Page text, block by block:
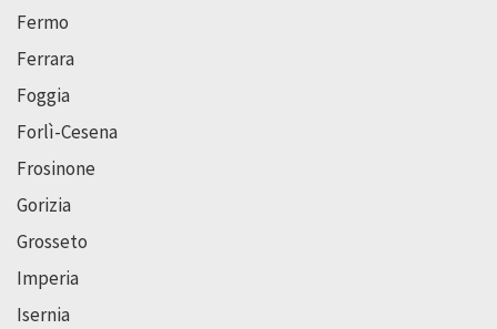
Fermo
Ferrara
Foggia
Forlì-Cesena
Frosinone
Gorizia
Grosseto
Imperia
Isernia